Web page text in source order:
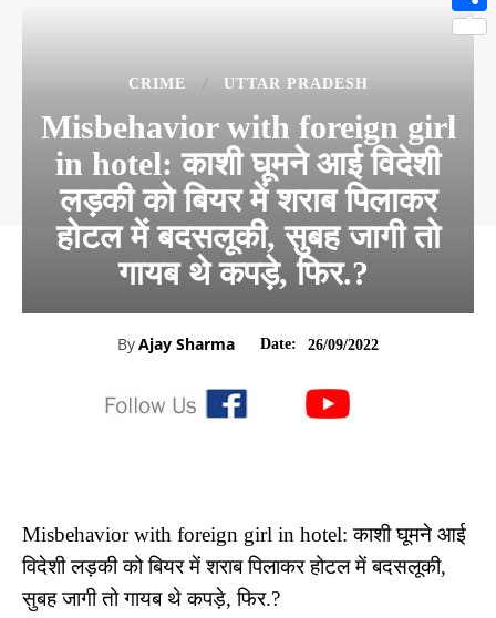
CRIME UTTAR PRADESH
Misbehavior with foreign girl
in hotel: काशी घूमने आई विदेशी
लड़की को बियर में शराब पिलाकर
होटल में बदसलूकी, सुबह जागी तो
गायब थे कपड़े, फिर.?
ByAjay Sharma Date: 26/09/2022
Misbehavior with foreign girl in hotel: काशी घूमने आई
विदेशी लड़की को बियर में शराब पिलाकर होटल में बदसलूकी,
सुबह जागी तो गायब थे कपड़े, फिर.?
Share